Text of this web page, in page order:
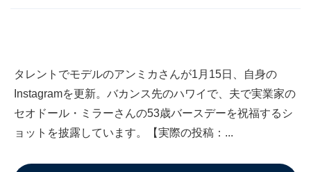
タレントでモデルのアンミカさんが1月15日、自身の
Instagramを更新。バカンス先のハワイで、夫で実業家の
セオドール・ミラーさんの53歳バースデーを祝福するシ
ョットを披露しています。【実際の投稿：...